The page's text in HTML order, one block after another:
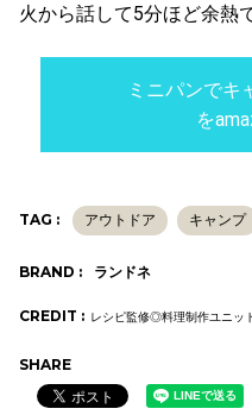
火から話して5分ほど余熱
ミニパンでキ
を
TAG : アウトドア キャンプ
BRAND : ランドネ
CREDIT : レシピ監修◎料理制作ユニッ
SHARE